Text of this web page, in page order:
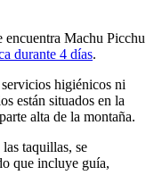
encuentra Machu Picchu
durante 4 días.
higiénicos ni
están situados en la
alta de la montaña.
taquillas, se
que incluye guía,